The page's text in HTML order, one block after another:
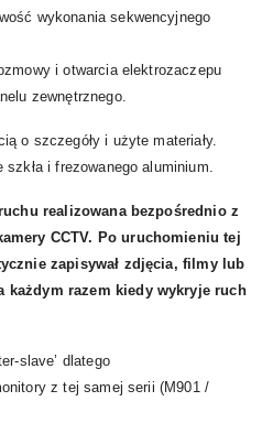
wykonania sekwencyjnego
i otwarcia elektrozaczepu
zewnętrznego.
o szczegóły i użyte materiały.
szkła i frezowanego aluminium.
realizowana bezpośrednio z
CCTV. Po uruchomieniu tej
zapisywał zdjęcia, filmy lub
razem kiedy wykryje ruch
slave’ dlatego
z tej samej serii (M901 /